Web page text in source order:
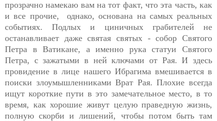
прозрачно намекаю вам на тот факт, что эта часть, как
и все прочие, однако, основана на самых реальных
событиях. Подлых и циничных грабителей не
останавливает даже святая святых -собор Святого
Петра в Ватикане, а именно рука статуи Святого
Петра, с зажатыми в ней ключами от Рая. И здесь
провидение в лице нашего Ибрагима вмешивается в
поиски злоумышленниками Врат Рая. Плохие всегда
ищут короткие пути в это замечательное место, в то
время, как хорошие живут целую праведную жизнь,
полную скорби и лишений, чтобы потом быть там